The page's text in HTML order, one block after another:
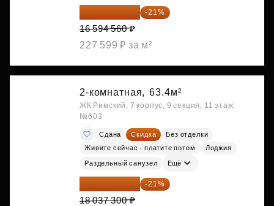
13 109 702 ₽ -21%
16 594 560 ₽
227 599 ₽ за м²
2-комнатная, 63.4м²
ЖК Римский, 7 корпус, 9 секция, 11 этаж,
№603
Сдана Скидка
Без отделки
Живите сейчас - платите потом
Лоджия
Раздельный санузел Ещё
14 249 467 ₽ -21%
18 037 300 ₽